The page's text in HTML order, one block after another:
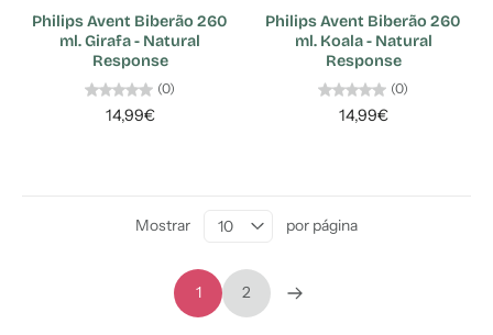
Philips Avent Biberão 260
ml. Girafa - Natural
Response
(0)
14,99€
Philips Avent Biberão 260
ml. Koala - Natural
Response
(0)
14,99€
1 2
Mostrar por página